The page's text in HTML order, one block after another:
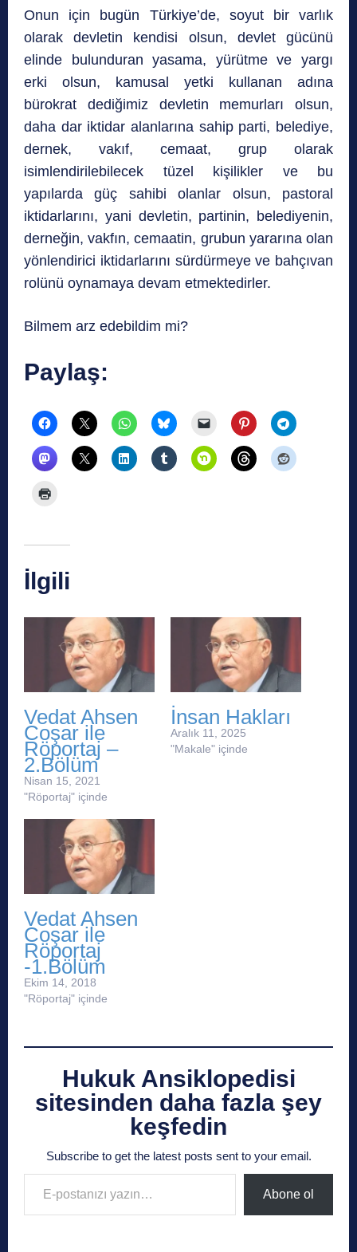
Onun için bugün Türkiye’de, soyut bir varlık
olarak devletin kendisi olsun, devlet gücünü
elinde bulunduran yasama, yürütme ve yargı
erki olsun, kamusal yetki kullanan adına
bürokrat dediğimiz devletin memurları olsun,
daha dar iktidar alanlarına sahip parti, belediye,
dernek, vakıf, cemaat, grup olarak
isimlendirilebilecek tüzel kişilikler ve bu
yapılarda güç sahibi olanlar olsun, pastoral
iktidarlarını, yani devletin, partinin, belediyenin,
derneğin, vakfın, cemaatin, grubun yararına olan
yönlendirici iktidarlarını sürdürmeye ve bahçıvan
rolünü oynamaya devam etmektedirler.
Bilmem arz edebildim mi?
Paylaş:
İlgili
Vedat Ahsen
Coşar ile
Röportaj –
2.Bölüm
Nisan 15, 2021
"Röportaj" içinde
İnsan Hakları
Aralık 11, 2025
"Makale" içinde
Vedat Ahsen
Coşar ile
Röportaj
-1.Bölüm
Ekim 14, 2018
"Röportaj" içinde
Hukuk Ansiklopedisi
sitesinden daha fazla şey
keşfedin
Subscribe to get the latest posts sent to your email.
E-postanızı yazın…
Abone ol